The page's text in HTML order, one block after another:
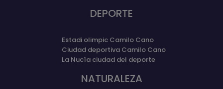
DEPORTE
Estadi olimpic Camilo Cano
Ciudad deportiva Camilo Cano
La Nucía ciudad del deporte
NATURALEZA